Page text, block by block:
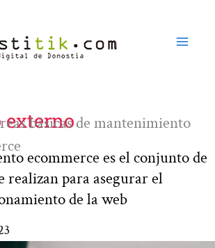
externo
básicas de mantenimiento
ecommerce es el conjunto de
realizan para asegurar el
de la web